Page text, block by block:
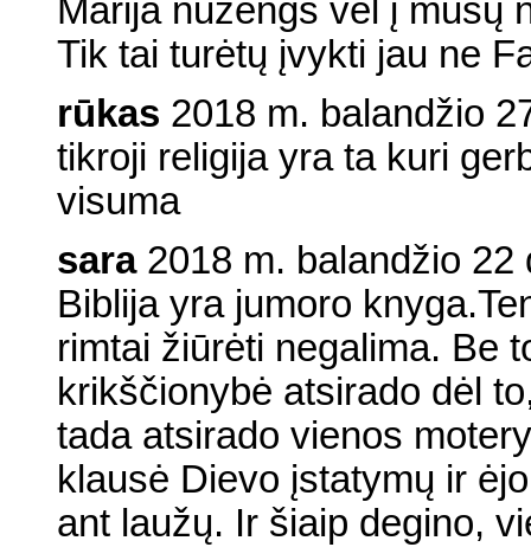
Marija nužengs vėl į mūsų
Tik tai turėtų įvykti jau ne
rūkas 2018 m. balandžio
tikroji religija yra ta kuri
visuma
sara2018 m. balandžio 22
Biblija yra jumoro
rimtai žiūrėti negalima. Be
krikščionybė atsirado dėl
tada atsirado vienos
klausė Dievo įstatymų ir
ant laužų. Ir šiaip degino,